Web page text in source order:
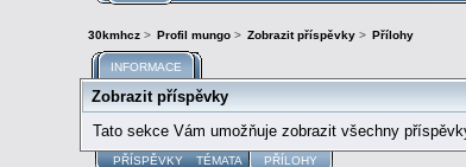
30kmhcz> Profil mungo> Zobrazit příspěvky> Přílohy
INFORMACE
Zobrazit příspěvky
Tato sekce Vám umožňuje zobrazit všechny
PŘÍSPĚVKY TÉMATA PŘÍLOHY